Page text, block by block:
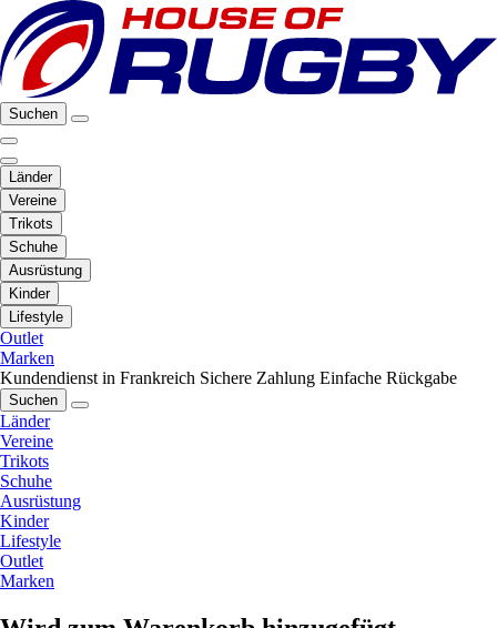
Suchen
Länder
Vereine
Trikots
Schuhe
Ausrüstung
Kinder
Lifestyle
Outlet
Marken
Kundendienst in Frankreich Sichere Zahlung Einfache Rückgabe
Suchen
Länder
Vereine
Trikots
Schuhe
Ausrüstung
Kinder
Lifestyle
Outlet
Marken